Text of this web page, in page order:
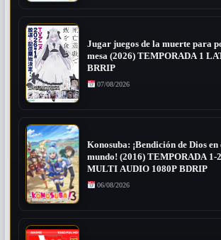
Jugar juegos de la muerte para
mesa (2026) TEMPORADA 1
BRRIP
07/08/2026
Konosuba: ¡Bendición de Dios
mundo! (2016) TEMPORADA 1-
MULTI AUDIO 1080P BDRIP
06/08/2026